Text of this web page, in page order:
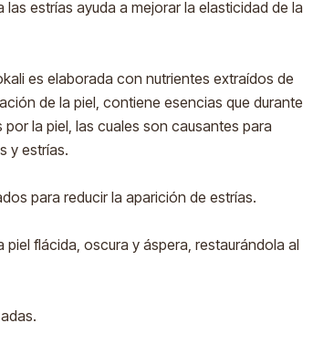
estrías ayuda a mejorar la elasticidad de la
es elaborada con nutrientes extraídos de
de la piel, contiene esencias que durante
la piel, las cuales son causantes para
y estrías.
para reducir la aparición de estrías.
flácida, oscura y áspera, restaurándola al